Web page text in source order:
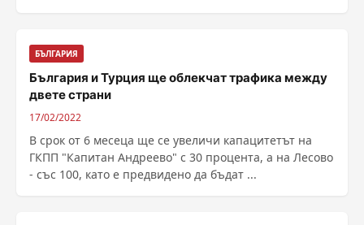
БЪЛГАРИЯ
България и Турция ще облекчат трафика между
двете страни
17/02/2022
В срок от 6 месеца ще се увеличи капацитетът на
ГКПП "Капитан Андреево" с 30 процента, а на Лесово
- със 100, като е предвидено да бъдат ...